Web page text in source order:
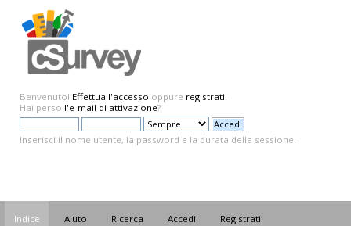
Benvenuto! Effettua l'accesso oppure registrati.
Hai perso l'e-mail di attivazione?
Inserisci il nome utente, la password e la durata della sessione.
Indice Aiuto Ricerca Accedi Registrati